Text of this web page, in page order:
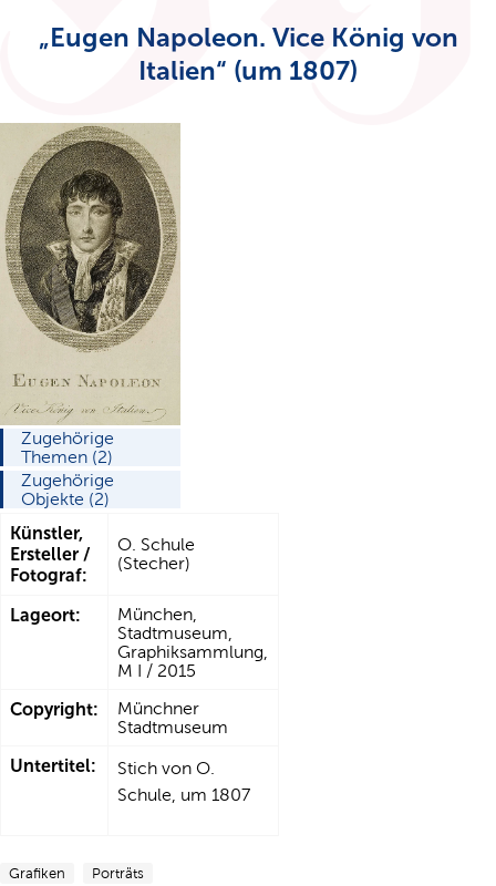
„Eugen Napoleon. Vice König von
Italien“ (um 1807)
Zugehörige
Themen (2)
Zugehörige
Objekte (2)
Künstler,
Ersteller /
Fotograf:
O. Schule
(Stecher)
Lageort:
München,
Stadtmuseum,
Graphiksammlung,
M I / 2015
Copyright:
Münchner
Stadtmuseum
Untertitel:
Stich von O.
Schule, um 1807
Grafiken Porträts